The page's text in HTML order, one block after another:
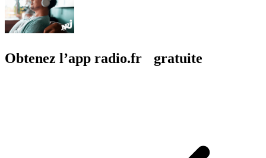
Obtenez l’app radio.fr gratuite